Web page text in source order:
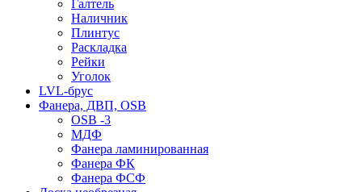
Галтель
Наличник
Плинтус
Раскладка
Рейки
Уголок
LVL-брус
Фанера, ДВП, OSB
OSB -3
МДФ
Фанера ламинированная
Фанера ФК
Фанера ФСФ